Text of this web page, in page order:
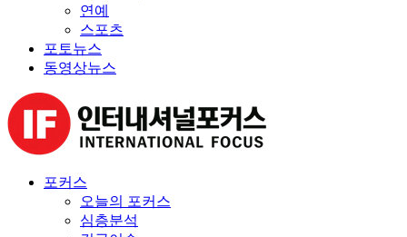
연예
스포츠
포토뉴스
동영상뉴스
포커스
오늘의 포커스
심층분석